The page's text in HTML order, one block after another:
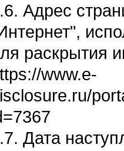
Адрес
раскрытия
www.e-
Дата